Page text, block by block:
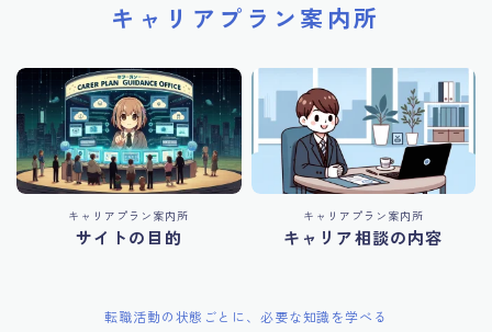
キャリアプラン案内所
キャリアプラン案内所
サイトの目的
キャリアプラン案内所
キャリア相談の内容
転職活動の状態ごとに、必要な知識を学べる